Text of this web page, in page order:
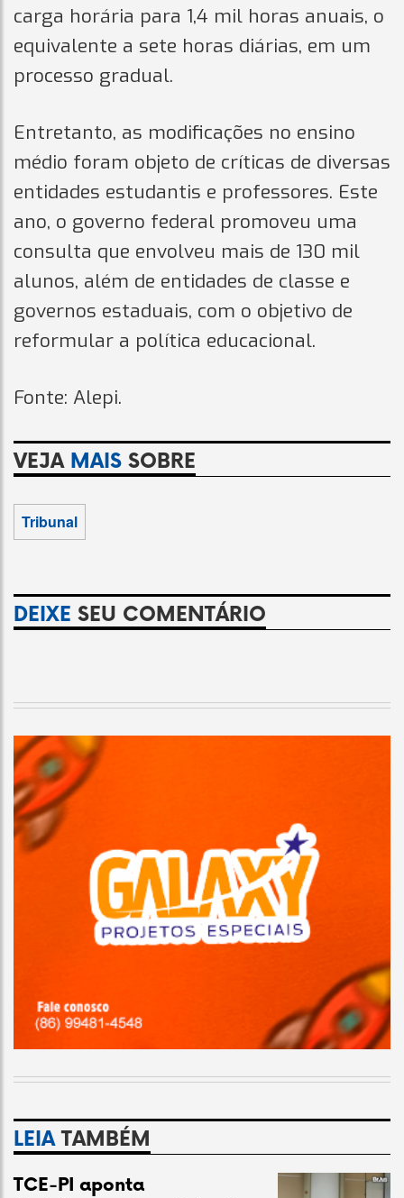
carga horária para 1,4 mil horas anuais, o
equivalente a sete horas diárias, em um
processo gradual.
Entretanto, as modificações no ensino
médio foram objeto de críticas de diversas
entidades estudantis e professores. Este
ano, o governo federal promoveu uma
consulta que envolveu mais de 130 mil
alunos, além de entidades de classe e
governos estaduais, com o objetivo de
reformular a política educacional.
Fonte: Alepi.
VEJA MAIS SOBRE
Tribunal
DEIXE SEU COMENTÁRIO
LEIATAMBÉM
TCE-PI aponta